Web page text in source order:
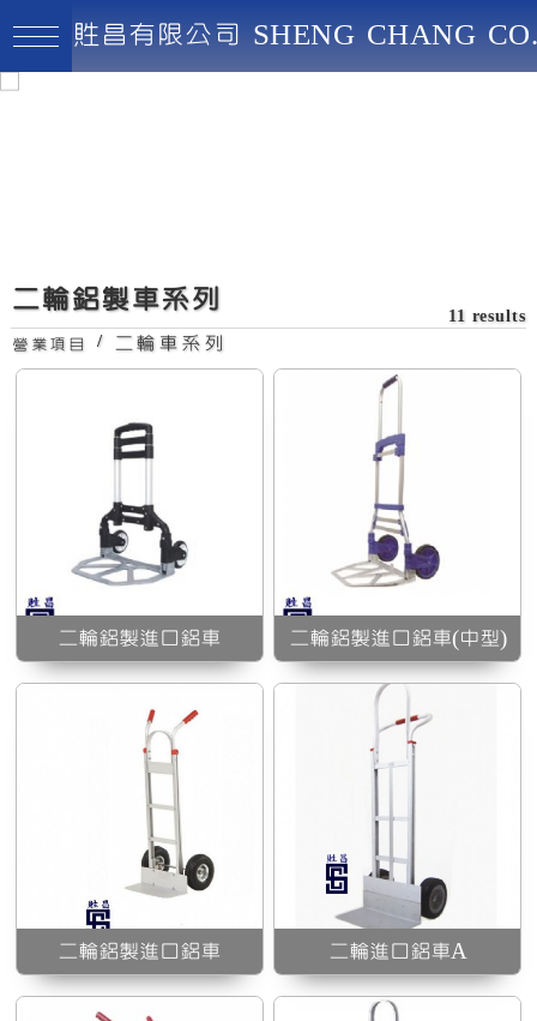
二輪鋁製車系列
11 results
營業項目 / 二輪車系列
二輪鋁製進口鋁車 二輪鋁製進口鋁車(中型)
二輪鋁製進口鋁車
二輪進口鋁車A
二輪進口鋁車A
二輪鋁製進口鋁車
貹昌有限公司 SHENG CHANG